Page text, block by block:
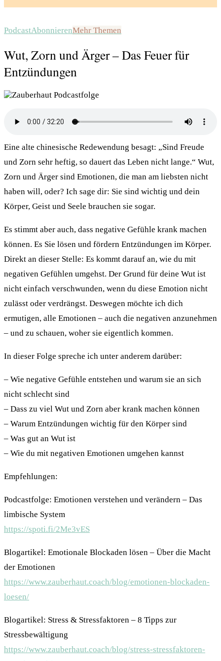
PodcastAbonnierenMehr Themen
Wut, Zorn und Ärger – Das Feuer für
Entzündungen
Eine alte chinesische Redewendung besagt: „Sind Freude
und Zorn sehr heftig, so dauert das Leben nicht lange.“ Wut,
Zorn und Ärger sind Emotionen, die man am liebsten nicht
haben will, oder? Ich sage dir: Sie sind wichtig und dein
Körper, Geist und Seele brauchen sie sogar.
Es stimmt aber auch, dass negative Gefühle krank machen
können. Es Sie lösen und fördern Entzündungen im Körper.
Direkt an dieser Stelle: Es kommt darauf an, wie du mit
negativen Gefühlen umgehst. Der Grund für deine Wut ist
nicht einfach verschwunden, wenn du diese Emotion nicht
zulässt oder verdrängst. Deswegen möchte ich dich
ermutigen, alle Emotionen – auch die negativen anzunehmen
– und zu schauen, woher sie eigentlich kommen.
In dieser Folge spreche ich unter anderem darüber:
– Wie negative Gefühle entstehen und warum sie an sich
nicht schlecht sind
– Dass zu viel Wut und Zorn aber krank machen können
– Warum Entzündungen wichtig für den Körper sind
– Was gut an Wut ist
– Wie du mit negativen Emotionen umgehen kannst
Empfehlungen:
Podcastfolge: Emotionen verstehen und verändern – Das
limbische System
https://spoti.fi/2Me3vES
Blogartikel: Emotionale Blockaden lösen – Über die Macht
der Emotionen
https://www.zauberhaut.coach/blog/emotionen-blockaden-
loesen/
Blogartikel: Stress & Stressfaktoren – 8 Tipps zur
Stressbewältigung
https://www.zauberhaut.coach/blog/stress-stressfaktoren-